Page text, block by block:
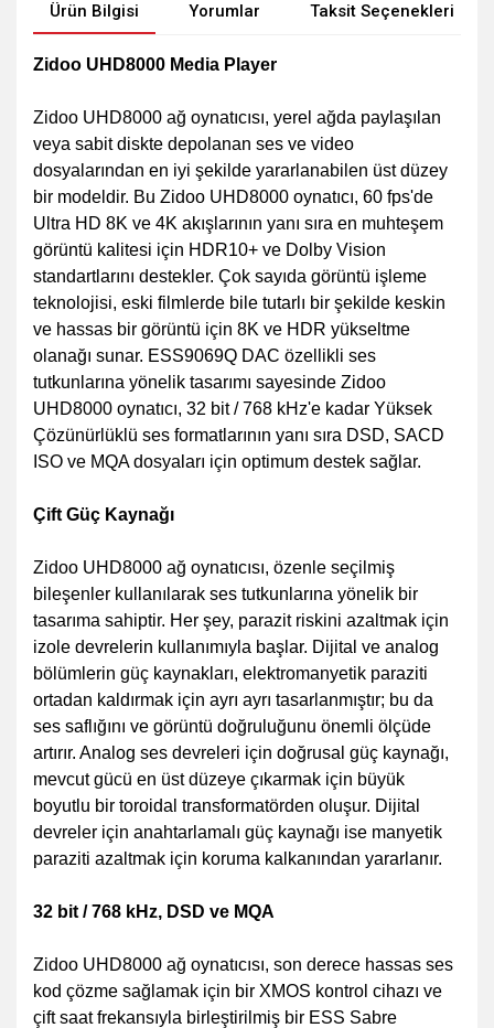
Ürün Bilgisi Yorumlar Taksit Seçenekleri
Zidoo UHD8000 Media Player
Zidoo UHD8000 ağ oynatıcısı, yerel ağda paylaşılan
veya sabit diskte depolanan ses ve video
dosyalarından en iyi şekilde yararlanabilen üst düzey
bir modeldir. Bu Zidoo UHD8000 oynatıcı, 60 fps'de
Ultra HD 8K ve 4K akışlarının yanı sıra en muhteşem
görüntü kalitesi için HDR10+ ve Dolby Vision
standartlarını destekler. Çok sayıda görüntü işleme
teknolojisi, eski filmlerde bile tutarlı bir şekilde keskin
ve hassas bir görüntü için 8K ve HDR yükseltme
olanağı sunar. ESS9069Q DAC özellikli ses
tutkunlarına yönelik tasarımı sayesinde Zidoo
UHD8000 oynatıcı, 32 bit / 768 kHz'e kadar Yüksek
Çözünürlüklü ses formatlarının yanı sıra DSD, SACD
ISO ve MQA dosyaları için optimum destek sağlar.
Çift Güç Kaynağı
Zidoo UHD8000 ağ oynatıcısı, özenle seçilmiş
bileşenler kullanılarak ses tutkunlarına yönelik bir
tasarıma sahiptir. Her şey, parazit riskini azaltmak için
izole devrelerin kullanımıyla başlar. Dijital ve analog
bölümlerin güç kaynakları, elektromanyetik paraziti
ortadan kaldırmak için ayrı ayrı tasarlanmıştır; bu da
ses saflığını ve görüntü doğruluğunu önemli ölçüde
artırır. Analog ses devreleri için doğrusal güç kaynağı,
mevcut gücü en üst düzeye çıkarmak için büyük
boyutlu bir toroidal transformatörden oluşur. Dijital
devreler için anahtarlamalı güç kaynağı ise manyetik
paraziti azaltmak için koruma kalkanından yararlanır.
32 bit / 768 kHz, DSD ve MQA
Zidoo UHD8000 ağ oynatıcısı, son derece hassas ses
kod çözme sağlamak için bir XMOS kontrol cihazı ve
çift saat frekansıyla birleştirilmiş bir ESS Sabre